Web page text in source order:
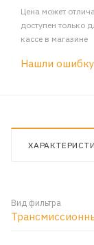
Цена может
доступен только
кассе в магазине
Нашли ошибку
Вид фильтра